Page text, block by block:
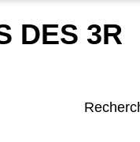
DES 3R